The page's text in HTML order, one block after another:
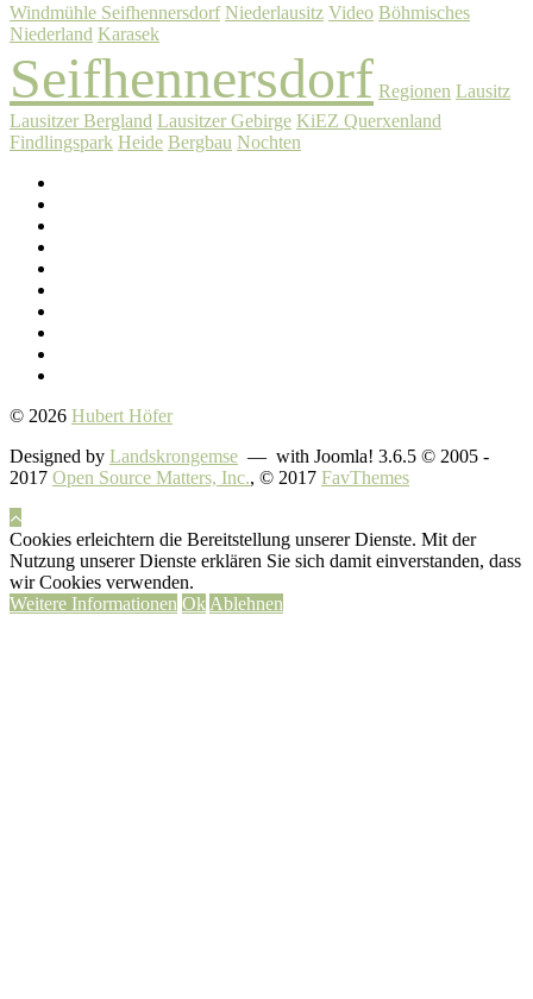
Windmühle Seifhennersdorf Niederlausitz Video Böhmisches
Niederland Karasek
Seifhennersdorf Regionen Lausitz
Lausitzer Bergland Lausitzer Gebirge KiEZ Querxenland
Findlingspark Heide Bergbau Nochten
© 2026 Hubert Höfer
Designed by Landskrongemse — with Joomla! 3.6.5 © 2005 -
2017 Open Source Matters, Inc., © 2017 FavThemes
Cookies erleichtern die Bereitstellung unserer Dienste. Mit der
Nutzung unserer Dienste erklären Sie sich damit einverstanden, dass
wir Cookies verwenden.
Weitere Informationen Ok Ablehnen